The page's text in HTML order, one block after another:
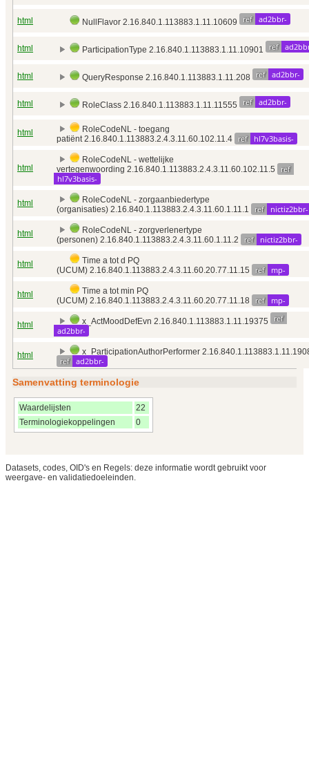
html NullFlavor 2.16.840.1.113883.1.11.10609 ref ad2bbr-
html ParticipationType 2.16.840.1.113883.1.11.10901 ref
html QueryResponse 2.16.840.1.113883.1.11.208 ref ad2bbr-
html RoleClass 2.16.840.1.113883.1.11.11555 ref ad2bbr-
html
RoleCodeNL - toegang
patiënt 2.16.840.1.113883.2.4.3.11.60.102.11.4
ref hl7v3basis-
html
RoleCodeNL - wettelijke
vertegenwoording 2.16.840.1.113883.2.4.3.11.60.102.11.5
ref
hl7v3basis-
html
RoleCodeNL - zorgaanbiedertype
(organisaties) 2.16.840.1.113883.2.4.3.11.60.1.11.1
ref nictiz2bbr-
html
RoleCodeNL - zorgverlenertype
(personen) 2.16.840.1.113883.2.4.3.11.60.1.11.2
ref nictiz2bbr-
html
Time a tot d PQ
(UCUM) 2.16.840.1.113883.2.4.3.11.60.20.77.11.15
ref mp-
html
Time a tot min PQ
(UCUM) 2.16.840.1.113883.2.4.3.11.60.20.77.11.18
ref mp-
html x_ActMoodDefEvn 2.16.840.1.113883.1.11.19375
ref
ad2bbr-
html x_ParticipationAuthorPerformer
ref ad2bbr-
Samenvatting terminologie
Waardelijsten
22
Terminologiekoppelingen
0
Datasets, codes, OID's en Regels: deze informatie wordt gebruikt voor
weergave- en validatiedoeleinden.